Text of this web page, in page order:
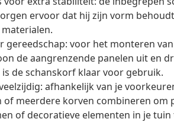
ervoor dat hij zijn vorm
gereedschap: voor het monteren
de aangrenzende panelen uit en
de schanskorf klaar voor gebruik.
afhankelijk van je
meerdere korven combineren om
of decoratieve elementen in je tuin